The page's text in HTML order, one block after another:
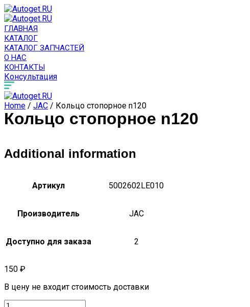
ГЛАВНАЯ
КАТАЛОГ
КАТАЛОГ ЗАПЧАСТЕЙ
О НАС
КОНТАКТЫ
Консультация
Home / JAC / Кольцо стопорное n120
Кольцо стопорное n120
Additional information
Артикул 5002602LE010
Производитель JAC
Доступно для заказа 2
150 ₽
В цену не входит стоимость доставки
Кольцо